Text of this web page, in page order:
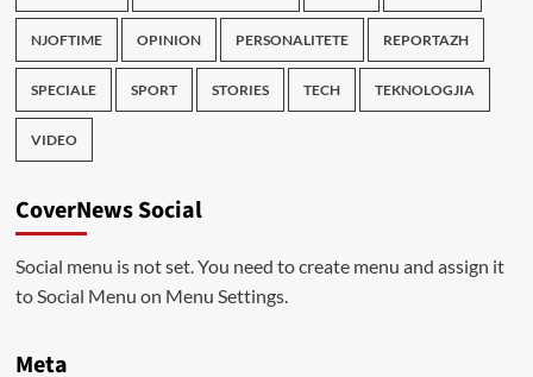
NJOFTIME OPINION PERSONALITETE REPORTAZH
SPECIALE SPORT STORIES TECH TEKNOLOGJIA
VIDEO
CoverNews Social
Social menu is not set. You need to create menu and assign it
to Social Menu on Menu Settings.
Meta